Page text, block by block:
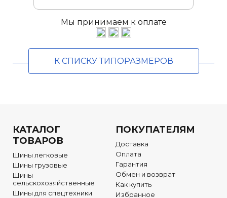
Мы принимаем к оплате
К СПИСКУ ТИПОРАЗМЕРОВ
КАТАЛОГ
ТОВАРОВ
Шины легковые
Шины грузовые
Шины
сельскохозяйственные
Шины для спецтехники
ПОКУПАТЕЛЯМ
Доставка
Оплата
Гарантия
Обмен и возврат
Как купить
Избранное